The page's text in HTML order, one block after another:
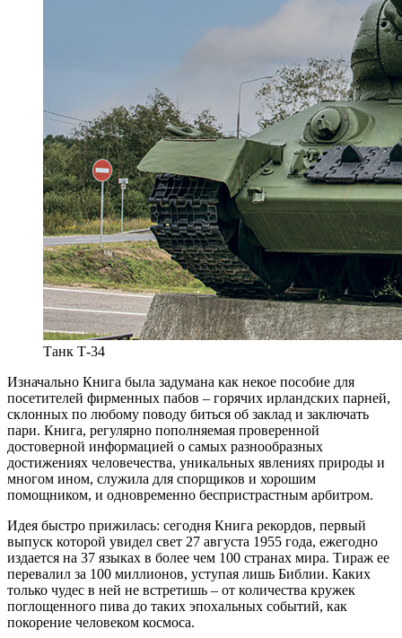
Танк Т-34
Изначально Книга была задумана как некое пособие для
посетителей фирменных пабов – горячих ирландских парней,
склонных по любому поводу биться об заклад и заключать
пари. Книга, регулярно пополняемая проверенной
достоверной информацией о самых разнообразных
достижениях человечества, уникальных явлениях природы и
многом ином, служила для спорщиков и хорошим
помощником, и одновременно беспристрастным арбитром.
Идея быстро прижилась: сегодня Книга рекордов, первый
выпуск которой увидел свет 27 августа 1955 года, ежегодно
издается на 37 языках в более чем 100 странах мира. Тираж ее
перевалил за 100 миллионов, уступая лишь Библии. Каких
только чудес в ней не встретишь – от количества кружек
поглощенного пива до таких эпохальных событий, как
покорение человеком космоса.